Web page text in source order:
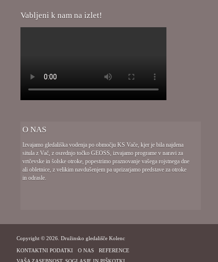
Vabljeni k nam na izlet!
O NAS
Izvajamo gledališka vodenja po območju KS Vače, kjer je bila najdena
situla z Vač, z osrednjo točko GEOSS, izvajamo programe v naravi za
vrtčevske in šolske otroke, popestrimo praznovanje vašega rojstnega dne
ali obletnice, z velikim navdušenjem pa uprizarjamo predstave za otroke
in odrasle.
Copyright © 2026. Družinsko gledališče Kolenc
KONTAKTNI PODATKI O NAS
REFERENCE
VAŠA ZASEBNOST, SOGLASJE IN PIŠKOTKI